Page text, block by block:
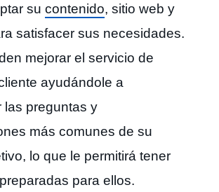
su contenido, sitio web y
satisfacer sus necesidades.
mejorar el servicio de
ayudándole a
las preguntas y
más comunes de su
lo que le permitirá tener
para ellos.